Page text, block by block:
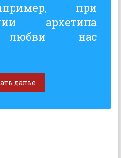
при
архетипа
любви нас
далье